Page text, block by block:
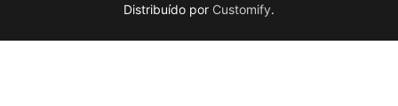
Distribuído por Customify.